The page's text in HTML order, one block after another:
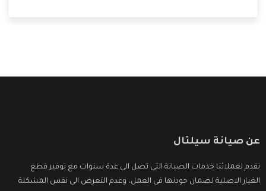
عن صيانة سيلتال
نقدم لعملائنا خدمات الصيانة التى تصل الى عدة سنوات مع توفير قطع
الغيار الاصلية لضمان جودتها فى العمل، وعدم التعرض الى نفس المشكلة